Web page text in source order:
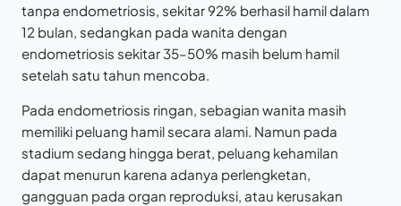
tanpa endometriosis, sekitar 92% berhasil hamil dalam
12 bulan, sedangkan pada wanita dengan
endometriosis sekitar 35–50% masih belum hamil
setelah satu tahun mencoba.
Pada endometriosis ringan, sebagian wanita masih
memiliki peluang hamil secara alami. Namun pada
stadium sedang hingga berat, peluang kehamilan
dapat menurun karena adanya perlengketan,
gangguan pada organ reproduksi, atau kerusakan